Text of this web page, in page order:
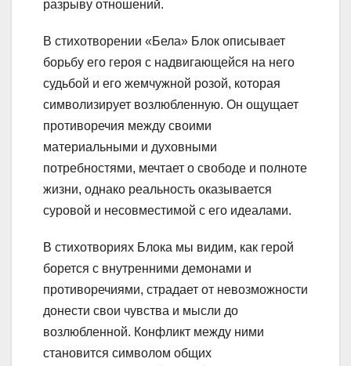
разрыву отношений.
В стихотворении «Бела» Блок описывает
борьбу его героя с надвигающейся на него
судьбой и его жемчужной розой, которая
символизирует возлюбленную. Он ощущает
противоречия между своими
материальными и духовными
потребностями, мечтает о свободе и полноте
жизни, однако реальность оказывается
суровой и несовместимой с его идеалами.
В стихотвориях Блока мы видим, как герой
борется с внутренними демонами и
противоречиями, страдает от невозможности
донести свои чувства и мысли до
возлюбленной. Конфликт между ними
становится символом общих